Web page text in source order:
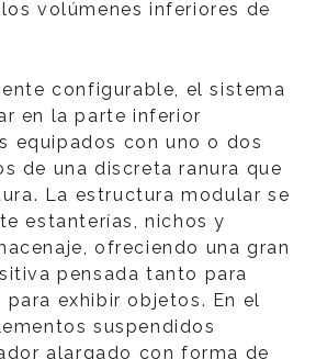
volúmenes inferiores de
configurable, el sistema
en la parte inferior
equipados con uno o dos
de una discreta ranura que
La estructura modular se
estanterías, nichos y
ofreciendo una gran
pensada tanto para
exhibir objetos. En el
suspendidos
alargado con forma de